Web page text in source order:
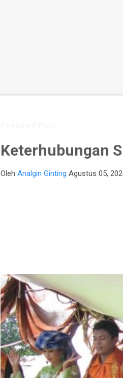
Keterhubungan
Oleh Analgin Ginting Agustus 05,